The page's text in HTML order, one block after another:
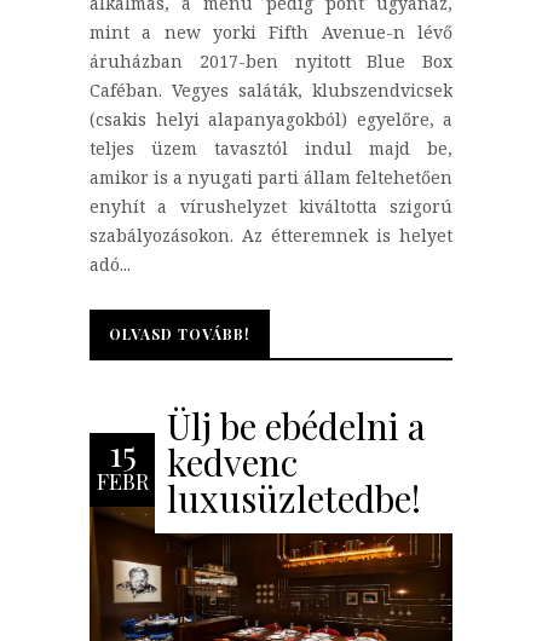
mint a new yorki Fifth Avenue-n lévő
áruházban 2017-ben nyitott Blue Box
Caféban. Vegyes saláták, klubszendvicsek
(csakis helyi alapanyagokból) egyelőre, a
teljes üzem tavasztól indul majd be,
amikor is a nyugati parti állam feltehetően
enyhít a vírushelyzet kiváltotta szigorú
szabályozásokon. Az étteremnek is helyet
adó...
OLVASD TOVÁBB!
OLVASD TOVÁBB!
15
FEBR
Ülj be ebédelni a
kedvenc
luxusüzletedbe!